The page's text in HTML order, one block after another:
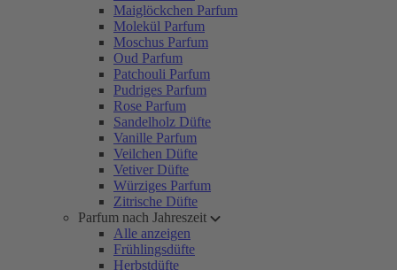
Maiglöckchen Parfum
Molekül Parfum
Moschus Parfum
Oud Parfum
Patchouli Parfum
Pudriges Parfum
Rose Parfum
Sandelholz Düfte
Vanille Parfum
Veilchen Düfte
Vetiver Düfte
Würziges Parfum
Zitrische Düfte
Parfum nach Jahreszeit
Alle anzeigen
Frühlingsdüfte
Herbstdüfte